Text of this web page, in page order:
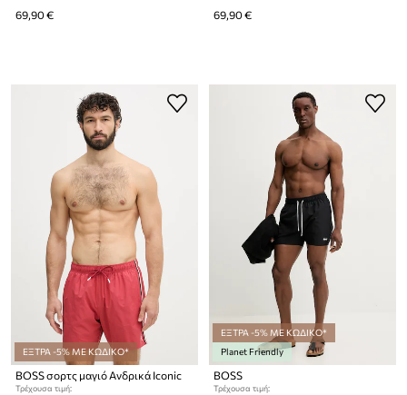
69,90 € 69,90 €
ΕΞΤΡΑ -5% ΜΕ ΚΩΔΙΚΟ*
BOSS σορτς μαγιό Ανδρικά Iconic
Τρέχουσα τιμή:
ΕΞΤΡΑ -5% ΜΕ ΚΩΔΙΚΟ*
Planet Friendly
BOSS
Τρέχουσα τιμή: